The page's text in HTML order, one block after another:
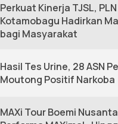
Perkuat Kinerja TJSL, PLN
Kotamobagu Hadirkan
bagi Masyarakat
Hasil Tes Urine, 28 ASN
Moutong Positif Narkoba
MAXi Tour Boemi